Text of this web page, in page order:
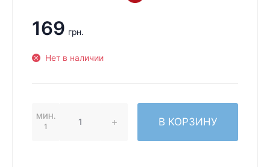
169 грн.
Нет в наличии
МИН.
1
В КОРЗИНУ